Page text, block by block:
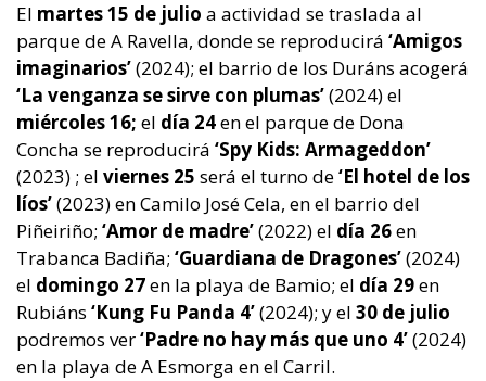
El martes 15 de julio a actividad se traslada al
parque de A Ravella, donde se reproducirá ‘Amigos
imaginarios’(2024); el barrio de los Duráns acogerá
‘La venganza se sirve con plumas’(2024) el
miércoles 16; el día 24en el parque de Dona
Concha se reproducirá ‘Spy Kids: Armageddon’
(2023) ; el viernes 25 será el turno de‘El hotel de los
líos’(2023) en Camilo José Cela, en el barrio del
Piñeiriño; ‘Amor de madre’(2022) el día 26en
Trabanca Badiña; ‘Guardiana de Dragones’(2024)
el domingo 27en la playa de Bamio; el día 29en
Rubiáns ‘Kung Fu Panda 4’(2024); y el 30 de julio
podremos ver‘Padre no hay más que uno 4’(2024)
en la playa de A Esmorga en el Carril.